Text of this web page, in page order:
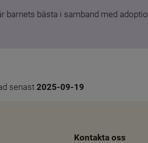
bästa i samband med
senast 2025-09-19
Kontakta oss